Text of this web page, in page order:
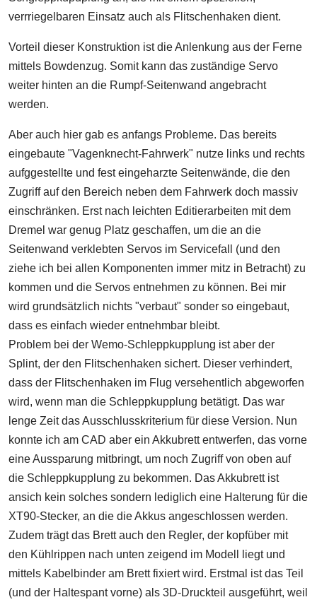
verrriegelbaren Einsatz auch als Flitschenhaken dient.
Vorteil dieser Konstruktion ist die Anlenkung aus der Ferne
mittels Bowdenzug. Somit kann das zuständige Servo
weiter hinten an die Rumpf-Seitenwand angebracht
werden.
Aber auch hier gab es anfangs Probleme. Das bereits
eingebaute "Vagenknecht-Fahrwerk" nutze links und rechts
aufggestellte und fest eingeharzte Seitenwände, die den
Zugriff auf den Bereich neben dem Fahrwerk doch massiv
einschränken. Erst nach leichten Editierarbeiten mit dem
Dremel war genug Platz geschaffen, um die an die
Seitenwand verklebten Servos im Servicefall (und den
ziehe ich bei allen Komponenten immer mitz in Betracht) zu
kommen und die Servos entnehmen zu können. Bei mir
wird grundsätzlich nichts "verbaut" sonder so eingebaut,
dass es einfach wieder entnehmbar bleibt.
Problem bei der Wemo-Schleppkupplung ist aber der
Splint, der den Flitschenhaken sichert. Dieser verhindert,
dass der Flitschenhaken im Flug versehentlich abgeworfen
wird, wenn man die Schleppkupplung betätigt. Das war
lenge Zeit das Ausschlusskriterium für diese Version. Nun
konnte ich am CAD aber ein Akkubrett entwerfen, das vorne
eine Aussparung mitbringt, um noch Zugriff von oben auf
die Schleppkupplung zu bekommen. Das Akkubrett ist
ansich kein solches sondern lediglich eine Halterung für die
XT90-Stecker, an die die Akkus angeschlossen werden.
Zudem trägt das Brett auch den Regler, der kopfüber mit
den Kühlrippen nach unten zeigend im Modell liegt und
mittels Kabelbinder am Brett fixiert wird. Erstmal ist das Teil
(und der Haltespant vorne) als 3D-Druckteil ausgeführt, weil